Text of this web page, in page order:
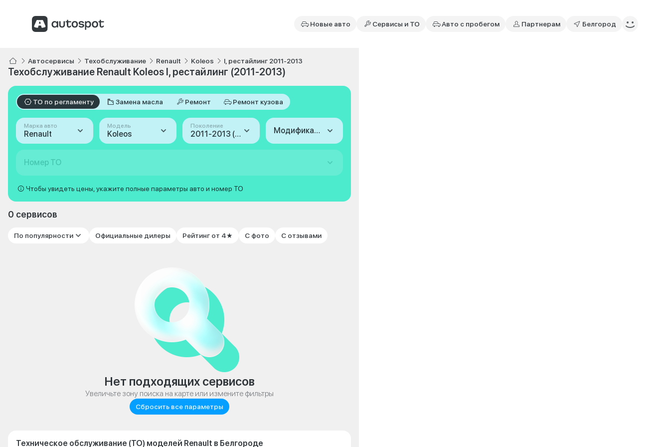
Новые авто Сервисы и ТО Авто с пробегом Партнерам Белгород
Автосервисы Техобслуживание Renault Koleos I, рестайлинг 2011-2013
Техобслуживание Renault Koleos I, рестайлинг (2011-2013)
ТО по регламенту Замена масла Ремонт Ремонт кузова
Марка авто
Renault
Модель
Koleos
Поколение
2011-2013 (I, рестайлинг) Модификация
Номер ТО
Чтобы увидеть цены, укажите полные параметры авто и номер ТО
0 сервисов
По популярности Официальные дилеры Рейтинг от 4★ С фото С отзывами
Нет подходящих сервисов
Увеличьте зону поиска на карте или измените фильтры
Сбросить все параметры
Техническое обслуживание (ТО) моделей Renault в Белгороде